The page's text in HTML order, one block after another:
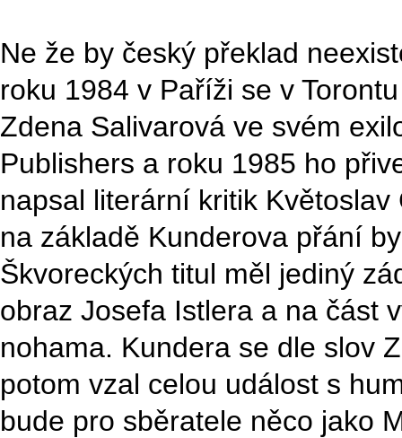
Ne že by český překlad
roku 1984 v Paříži se v
Zdena Salivarová ve svém
Publishers a roku 1985 ho
napsal literární kritik
na základě Kunderova přání
Škvoreckých titul měl jediný
obraz Josefa Istlera a na část
nohama. Kundera se dle slov
potom vzal celou událost s
bude pro sběratele něco jako